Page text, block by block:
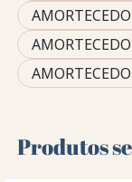
Produtos